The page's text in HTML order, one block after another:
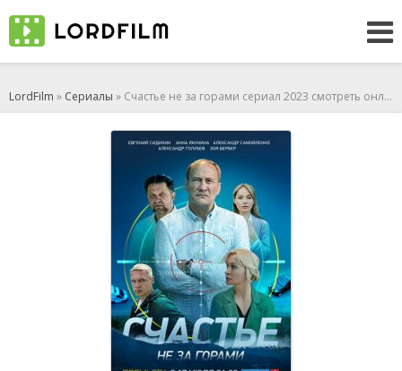
LordFilm » Сериалы » Счастье не за горами сериал 2023 смотреть онлайн